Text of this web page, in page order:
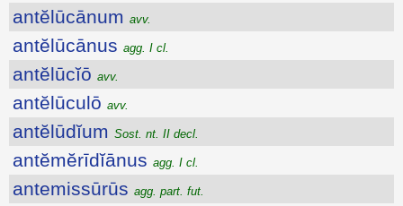
antĕlūcānum avv.
antĕlūcānus agg. I cl.
antĕlūcĭō avv.
antĕlūculō avv.
antĕlūdĭum Sost. nt. II decl.
antĕmĕrīdĭānus agg. I cl.
antemissūrūs agg. part. fut.